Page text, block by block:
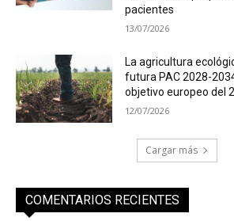
pacientes
13/07/2026
La agricultura
futura PAC 2028-
objetivo europeo del
12/07/2026
Cargar más
COMENTARIOS RECIENTES